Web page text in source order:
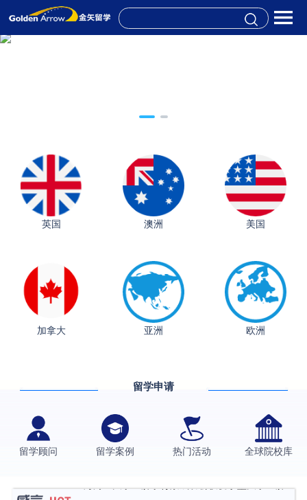
英国 澳洲 美国
加拿大 亚洲 欧洲
留学申请
留学顾问 留学案例 热门活动 全球院校库
从上海财大2+2到谢菲尔德：低均分逆袭QS百强金
香港理工大学王牌专业录取案例
伯明翰大学数字媒体与创意产业硕士录取案例
西南财经大学投资学背景，成功斩获英国名校多份